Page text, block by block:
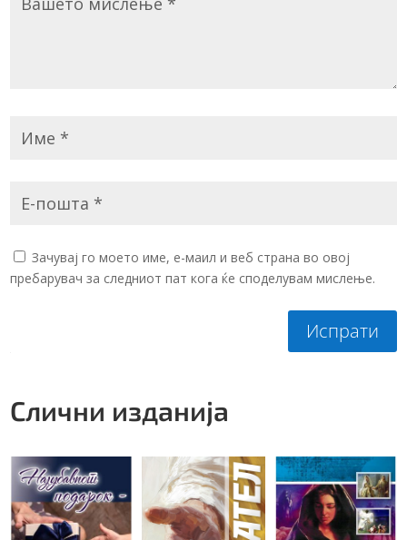
Зачувај го моето име, е-маил и веб страна во овој
пребарувач за следниот пат кога ќе споделувам мислење.
Испрати
Слични изданија